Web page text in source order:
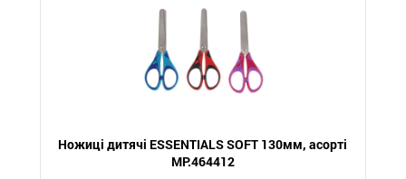
Ножиці дитячі ESSENTIALS SOFT 130мм, асорті
MP.464412